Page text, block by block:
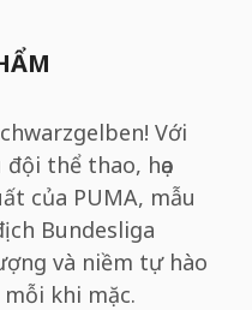
Với
thể thao, họa
của PUMA, mẫu
Bundesliga
và niềm tự hào
khi mặc.